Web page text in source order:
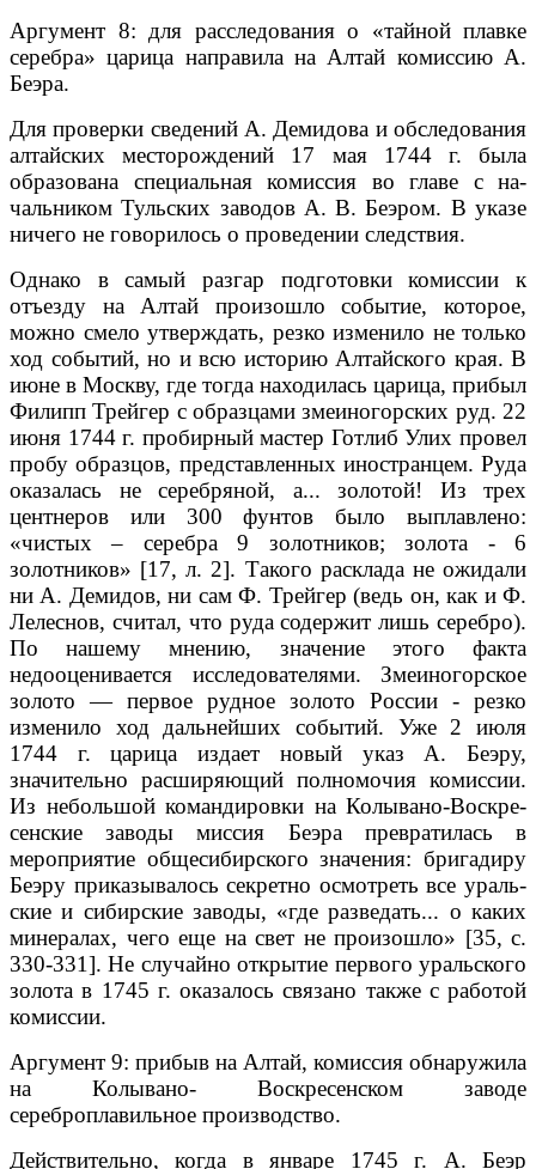
Аргумент 8: для расследования о «тайной плавке
серебра» царица направила на Алтай комиссию А.
Беэра.
Для проверки сведений А. Демидова и обследования
алтайских месторо­ждений 17 мая 1744 г. была
образована специальная комиссия во главе с на­
чальником Тульских заводов А. В. Беэром. В указе
ничего не говорилось о проведении следствия.
Однако в самый разгар подготовки комиссии к
отъезду на Алтай про­изошло событие, которое,
можно смело утверждать, резко изменило не только
ход событий, но и всю историю Алтайского края. В
июне в Москву, где тогда находилась царица, прибыл
Филипп Трейгер с образцами змеино­горских руд. 22
июня 1744 г. пробирный мастер Готлиб Улих провел
пробу образцов, представленных иностранцем. Руда
оказалась не серебряной, а... золотой! Из трех
центнеров или 300 фунтов было выплавлено:
«чистых – серебра 9 золотников; золота - 6
золотников» [17, л. 2]. Такого расклада не ожидали
ни А. Демидов, ни сам Ф. Трейгер (ведь он, как и Ф.
Лелеснов, счи­тал, что руда содержит лишь серебро).
По нашему мнению, значение этого факта
недооценивается исследователями. Змеиногорское
золото — первое рудное золото России - резко
изменило ход дальнейших событий. Уже 2 ию­ля
1744 г. царица издает новый указ А. Беэру,
значительно расширяющий полномочия комиссии.
Из небольшой командировки на Колывано-Воскре-
сенские заводы миссия Беэра превратилась в
мероприятие общесибирского значения: бригадиру
Беэру приказывалось секретно осмотреть все ураль­
ские и сибирские заводы, «где разведать... о каких
минералах, чего еще на свет не произошло» [35, с.
330-331]. Не случайно открытие первого ураль­ского
золота в 1745 г. оказалось связано также с работой
комиссии.
Аргумент 9: прибыв на Алтай, комиссия обнаружила
на Колывано- Воскресенском заводе
сереброплавильное производство.
Действительно, когда в январе 1745 г. А. Беэр